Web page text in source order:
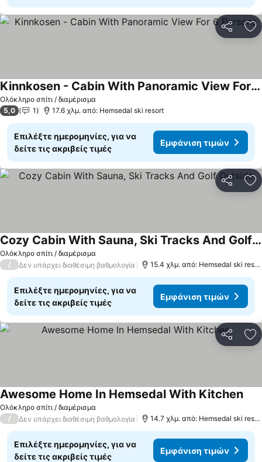
Ολόκληρο σπίτι / διαμέρισμα
Kinnkosen - Cabin With Panoramic View For 6 Persons
5,0 1 17.6 χλμ. από: Hemsedal ski resort
Επιλέξτε ημερομηνίες, για να
δείτε τις ακριβείς τιμές
Εμφάνιση τιμών
Ολόκληρο σπίτι / διαμέρισμα
Cozy Cabin With Sauna, Ski Tracks And Golf Outside
/ Δεν υπάρχει διαθέσιμη βαθμολογία 15.4 χλμ. από: Hemsedal ski resort
Επιλέξτε ημερομηνίες, για να
δείτε τις ακριβείς τιμές
Εμφάνιση τιμών
Ολόκληρο σπίτι / διαμέρισμα
Awesome Home In Hemsedal With Kitchen
/ Δεν υπάρχει διαθέσιμη βαθμολογία 14.7 χλμ. από: Hemsedal ski resort
Επιλέξτε ημερομηνίες, για να
δείτε τις ακριβείς τιμές
Εμφάνιση τιμών